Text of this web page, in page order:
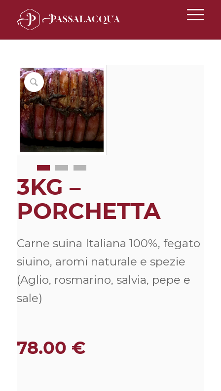
3KG –
PORCHETTA
Carne suina Italiana 100%, fegato
siuino, aromi naturale e spezie
(Aglio, rosmarino, salvia, pepe e
sale)
78.00 €